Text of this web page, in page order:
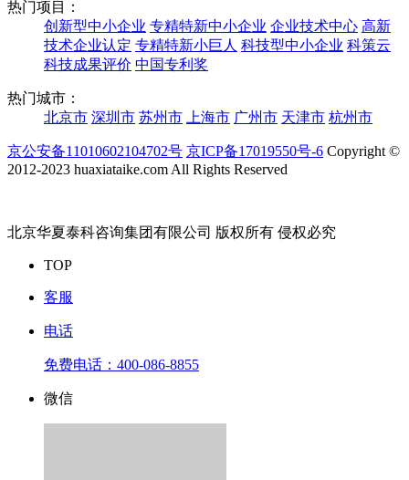
热门项目：
创新型中小企业 专精特新中小企业 企业技术中心 高新
技术企业认定 专精特新小巨人 科技型中小企业 科策云
科技成果评价 中国专利奖
热门城市：
北京市 深圳市 苏州市 上海市 广州市 天津市 杭州市
京公安备11010602104702号 京ICP备17019550号-6 Copyright ©
2012-2023 huaxiataike.com All Rights Reserved
北京华夏泰科咨询集团有限公司 版权所有 侵权必究
TOP
客服
电话
免费电话： 400-086-8855
微信